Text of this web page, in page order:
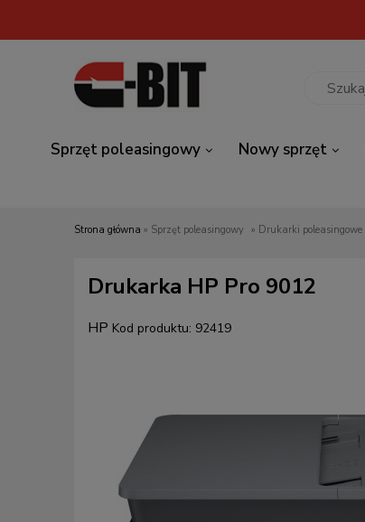
Sprzęt poleasingowy Nowy sprzęt
Strona główna » Sprzęt poleasingowy » Drukarki poleasingowe
Drukarka HP Pro 9012
HP Kod produktu: 92419